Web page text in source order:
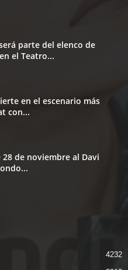
parte del elenco de
el Teatro...
en el escenario más
con...
28 de noviembre al Davi
4232